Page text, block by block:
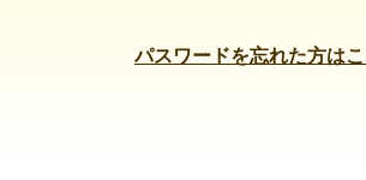
パスワードを忘れた方は